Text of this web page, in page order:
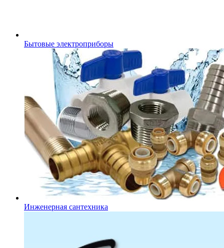
Бытовые электроприборы
Инженерная сантехника